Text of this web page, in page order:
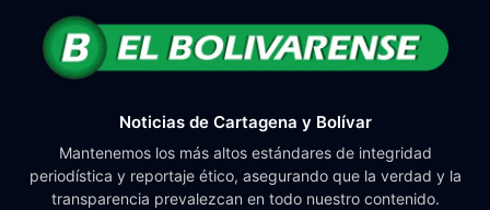
Noticias de Cartagena y Bolívar
Mantenemos los más altos estándares de integridad
periodística y reportaje ético, asegurando que la verdad y la
transparencia prevalezcan en todo nuestro contenido.